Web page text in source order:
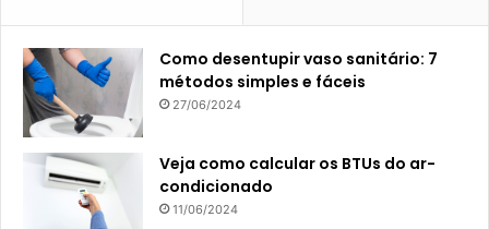
Como desentupir vaso sanitário: 7
métodos simples e fáceis
27/06/2024
Veja como calcular os BTUs do ar-
condicionado
11/06/2024